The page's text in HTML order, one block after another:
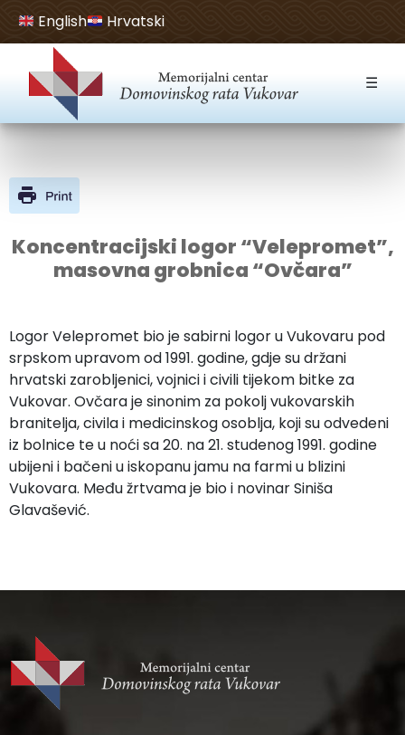
Open toolbar
English Hrvatski
☰
Koncentracijski logor “Velepromet”,
masovna grobnica “Ovčara”
Logor Velepromet bio je sabirni logor u Vukovaru pod
srpskom upravom od 1991. godine, gdje su držani
hrvatski zarobljenici, vojnici i civili tijekom bitke za
Vukovar. Ovčara je sinonim za pokolj vukovarskih
branitelja, civila i medicinskog osoblja, koji su odvedeni
iz bolnice te u noći sa 20. na 21. studenog 1991. godine
ubijeni i bačeni u iskopanu jamu na farmi u blizini
Vukovara. Među žrtvama je bio i novinar Siniša
Glavašević.